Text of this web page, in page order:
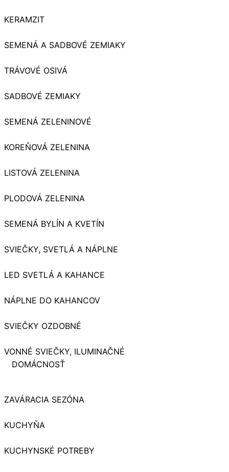
KERAMZIT
SEMENÁ A SADBOVÉ ZEMIAKY
TRÁVOVÉ OSIVÁ
SADBOVÉ ZEMIAKY
SEMENÁ ZELENINOVÉ
KOREŇOVÁ ZELENINA
LISTOVÁ ZELENINA
PLODOVÁ ZELENINA
SEMENÁ BYLÍN A KVETÍN
SVIEČKY, SVETLÁ A NÁPLNE
LED SVETLÁ A KAHANCE
NÁPLNE DO KAHANCOV
SVIEČKY OZDOBNÉ
VONNÉ SVIEČKY, ILUMINAČNÉ
DOMÁCNOSŤ
ZAVÁRACIA SEZÓNA
KUCHYŇA
KUCHYNSKÉ POTREBY